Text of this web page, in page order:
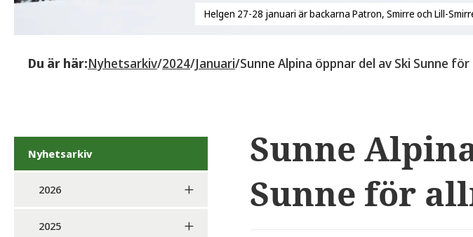
Helgen 27-28 januari är backarna Patron, Smirre och Lill-
Du är här:Nyhetsarkiv/2024/Januari/Sunne Alpina öppnar del av Ski Sunne
Nyhetsarkiv
2026
2025
Sunne
Sunne för